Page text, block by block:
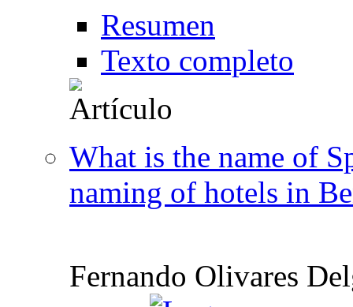
Resumen
Texto completo
What is the name of
naming of hotels in
Fernando Olivares